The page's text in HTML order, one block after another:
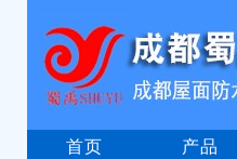
首页 产品